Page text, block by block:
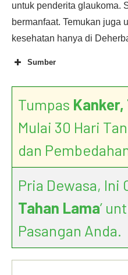
untuk penderita glaukoma.
bermanfaat. Temukan juga
kesehatan hanya di
Sumber
Tumpas
Mulai 30 Hari
dan
Pria Dewasa, Ini
Tahan Lama’
Pasangan Anda.